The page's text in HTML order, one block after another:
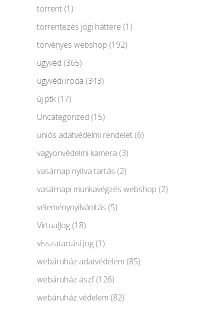
torrent (1)
torrentezés jogi háttere (1)
törvényes webshop (192)
ügyvéd (365)
ügyvédi iroda (343)
új ptk(17)
Uncategorized (15)
uniós adatvédelmi rendelet (6)
vagyonvédelmi kamera (3)
vasárnap nyitva tartás (2)
vasárnapi munkavégzés webshop (2)
véleménynyilvánítás (5)
VirtualJog (18)
visszatartási jog (1)
webáruház adatvédelem (85)
webáruház ászf(126)
webáruház védelem (82)